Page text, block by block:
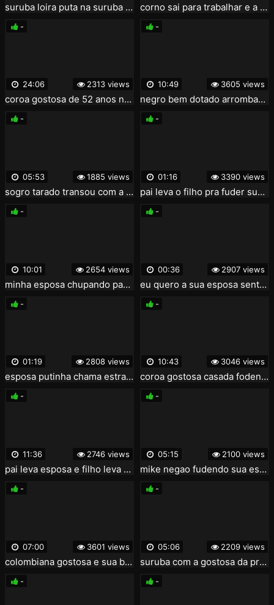
suruba loira puta na suruba - cnn amador corno sai para trabalhar e a esposa aproveita para fuder com o seu vizinho negao do pau grande
-
24:06 2313 views
coroa gostosa de 52 anos na suruba com a rapaziada - www.coroasgostosas.xyz
-
10:49 3605 views
negro bem dotado arrombando a buceta da minha esposa - casal safado convida um negro pra meter na esposa
-
05:53 1885 views
sogro tarado transou com a namorada gostosa do seu filho
-
01:16 3390 views
pai leva o filho pra fuder sua esposa safada gostosa dany hot e jr doidera grava toda suruba real em familia
-
10:01 2654 views
minha esposa chupando pau do novinho de 19 anos com vontade fica toda molhada e chama ele pra cama
-
00:36 2907 views
eu quero a sua esposa sentada na minha rola gg enquanto voce assiste tudo seu corno
-
01:19 2808 views
esposa putinha chama estranho na praia para fuder ela no mato
-
10:43 3046 views
coroa gostosa casada fodendo com o marido e o amigo do filho na piscina - melissa devassa e liu gang
-
11:36 2746 views
pai leva esposa e filho leva namorada pra rolar swing em familia com as 2 gostosas dany hot e mel fadinha
-
05:15 2100 views
mike negao fudendo sua esposa gostosa
-
07:00 3601 views
colombiana gostosa e sua bunda gostosa
-
05:06 2209 views
suruba com a gostosa da praia
- -